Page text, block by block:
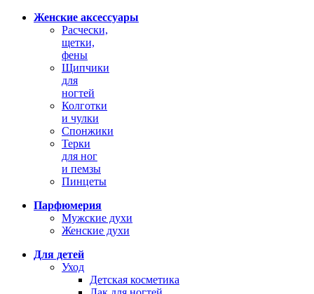
Женские аксессуары
Расчески,
щетки,
фены
Щипчики
для
ногтей
Колготки
и чулки
Спонжики
Терки
для ног
и пемзы
Пинцеты
Парфюмерия
Мужские духи
Женские духи
Для детей
Уход
Детская косметика